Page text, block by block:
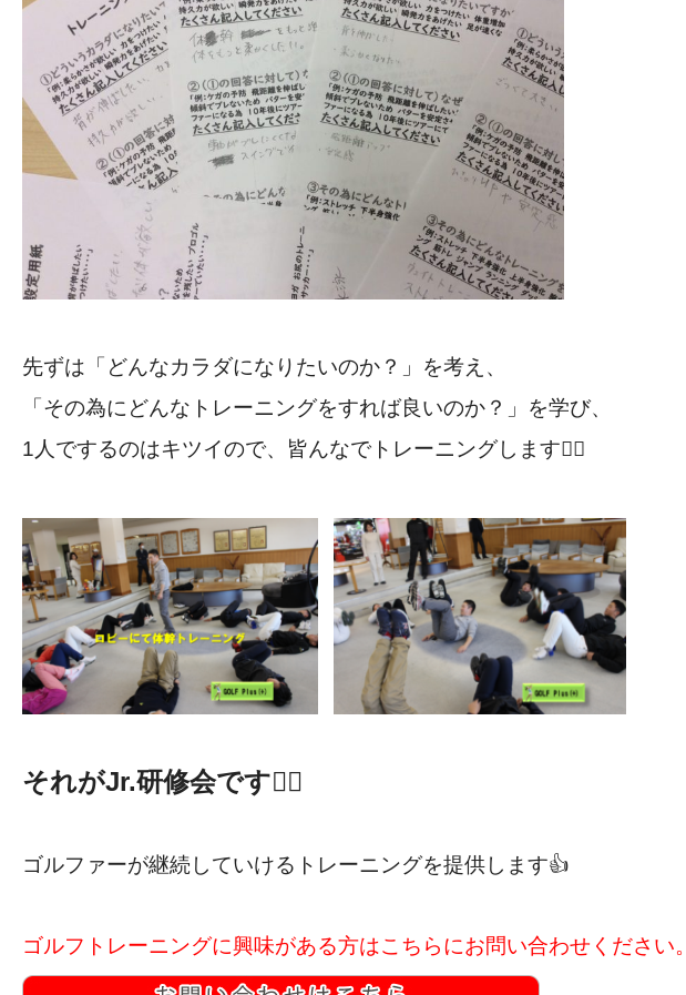
先ずは「どんなカラダになりたいのか？」を考え、
「その為にどんなトレーニングをすれば良いのか？」を学び、
1人でするのはキツイので、皆んなでトレーニングします🏋️‍♂️‍
それがJr.研修会です🏌️‍♂️‍
ゴルファーが継続していけるトレーニングを提供します👍
ゴルフトレーニングに興味がある方はこちらにお問い合わせください。